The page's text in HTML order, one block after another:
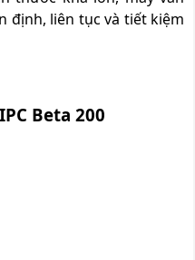
định, liên tục và tiết kiệm
Beta 200